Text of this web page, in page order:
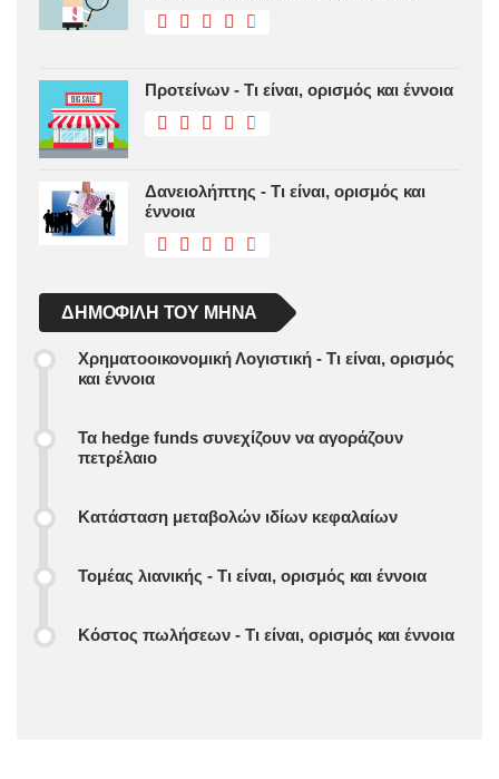
Προτείνων - Τι είναι, ορισμός και έννοια
Δανειολήπτης - Τι είναι, ορισμός και
έννοια
ΔΗΜΟΦΙΛΉ ΤΟΥ ΜΉΝΑ
Χρηματοοικονομική Λογιστική - Τι είναι, ορισμός
και έννοια
Τα hedge funds συνεχίζουν να αγοράζουν
πετρέλαιο
Κατάσταση μεταβολών ιδίων κεφαλαίων
Τομέας λιανικής - Τι είναι, ορισμός και έννοια
Κόστος πωλήσεων - Τι είναι, ορισμός και έννοια